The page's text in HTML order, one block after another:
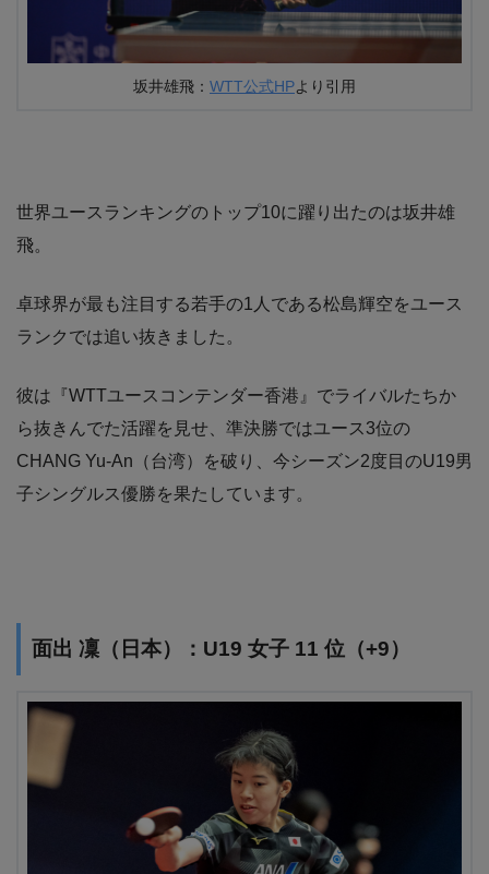
坂井雄飛： WTT公式HPより引用
世界ユースランキングのトップ10に躍り出たのは坂井雄
飛。
卓球界が最も注目する若手の1人である松島輝空をユース
ランクでは追い抜きました。
彼は『WTTユースコンテンダー香港』でライバルたちか
ら抜きんでた活躍を見せ、準決勝ではユース3位の
CHANG Yu-An（台湾）を破り、今シーズン2度目のU19男
子シングルス優勝を果たしています。
面出 凜（日本）：U19 女子 11 位（+9）